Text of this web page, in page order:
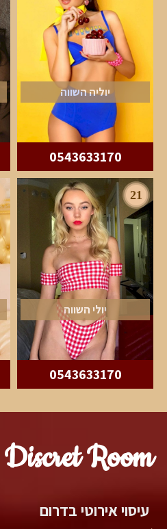
יוליה השווה
0543633170
21
יולי השווה
0543633170
Discret Room
עיסוי אירוטי בדרום